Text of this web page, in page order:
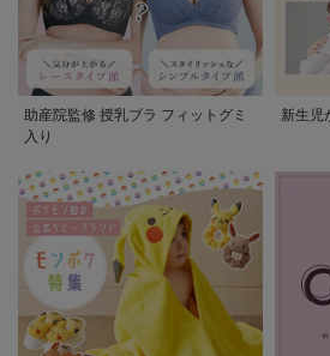
助産院監修 授乳ブラ フィットグミ
入り
新生児